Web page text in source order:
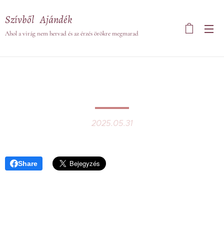
Szívből Ajándék
Ahol a virág nem hervad és az érzés örökre megmarad
2025.05.31
Share